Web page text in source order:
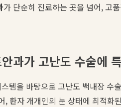
가 단순히 진료하는 곳을 넘어, 고
과가 고난도 수술에
템을 바탕으로 고난도 백내장 수
환자 개개인의 눈 상태에 최적화